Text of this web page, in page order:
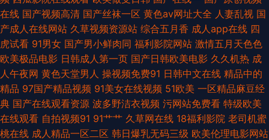
国产欧美福利 日本理论片网站 影音先锋丝袜美脚 东方VA在线播放 久久视频
女人 色欧美TV 69超碰久草牛牛人人 91偷自网 久久麻豆 日韩三级在线 日本
成人内射 蜜芽久久国产精产视频 超踫成人电影 乱轮社区 天美mv入口 91黑
丝美女被我乱操 www极品女 日韩欧美大陆熟女偷拍 91色库 成人男人影院
老牛福利导航 91国产在线免费观看视频 国产ts人妖在线播放 少妇后入 91黄
在线 国产视频高清 国产丝袜一区 黄色av网址大全 人妻乱视 国
产成人在线网站 久草视频资源站 综合五月香 成人app在线 四
虎试看 91男女 国产男小鲜肉同 福利影院网站 激情五月天色色
欧美极品电影 日韩成人第一页 国产日韩欧美电影 久久机热 成
人午夜网 黄色天堂男人 操视频免费91 日韩中文在线 精品中的
精品 97国产精品视频 91美女在线视频 51欧美 一区精品麻豆经
典 国产在线观看资源 波多野洁衣视频 污网站免费看 特级欧美
在线观看 自拍视频91 91艹艹 久草网在线 18福利影院 老司机蜜
桃在线 成人精品一区二区 韩日爆乳无码三级 欧美伦理电影网站